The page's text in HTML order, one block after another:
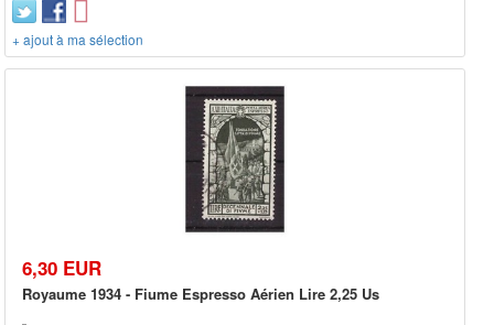
+ ajout à ma sélection
6,30 EUR
Royaume 1934 - Fiume Espresso Aérien Lire 2,25 Us